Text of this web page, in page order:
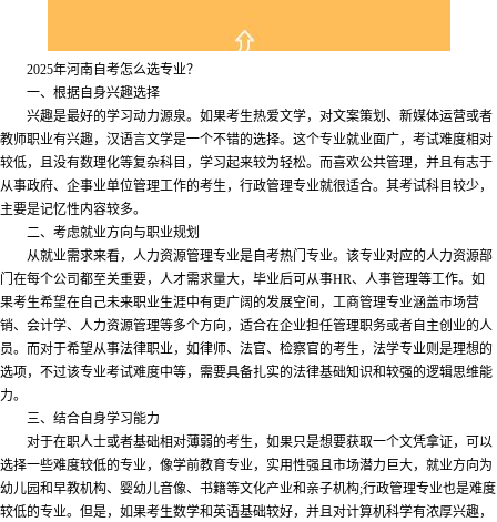
2025年河南自考怎么选专业？
一、根据自身兴趣选择
兴趣是最好的学习动力源泉。如果考生热爱文学，对文案策划、新媒体运营或者
教师职业有兴趣，汉语言文学是一个不错的选择。这个专业就业面广，考试难度相对
较低，且没有数理化等复杂科目，学习起来较为轻松。而喜欢公共管理，并且有志于
从事政府、企事业单位管理工作的考生，行政管理专业就很适合。其考试科目较少，
主要是记忆性内容较多。
二、考虑就业方向与职业规划
从就业需求来看，人力资源管理专业是自考热门专业。该专业对应的人力资源部
门在每个公司都至关重要，人才需求量大，毕业后可从事HR、人事管理等工作。如
果考生希望在自己未来职业生涯中有更广阔的发展空间，工商管理专业涵盖市场营
销、会计学、人力资源管理等多个方向，适合在企业担任管理职务或者自主创业的人
员。而对于希望从事法律职业，如律师、法官、检察官的考生，法学专业则是理想的
选项，不过该专业考试难度中等，需要具备扎实的法律基础知识和较强的逻辑思维能
力。
三、结合自身学习能力
对于在职人士或者基础相对薄弱的考生，如果只是想要获取一个文凭拿证，可以
选择一些难度较低的专业，像学前教育专业，实用性强且市场潜力巨大，就业方向为
幼儿园和早教机构、婴幼儿音像、书籍等文化产业和亲子机构;行政管理专业也是难度
较低的专业。但是，如果考生数学和英语基础较好，并且对计算机科学有浓厚兴趣，